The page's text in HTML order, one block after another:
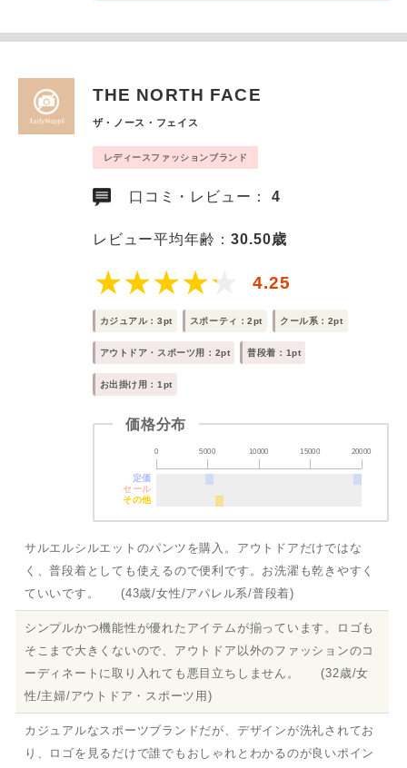
THE NORTH FACE
ザ・ノース・フェイス
レディースファッションブランド
口コミ・レビュー：4
レビュー平均年齢：30.50歳
4.25
カジュアル：3pt スポーティ：2pt クール系：2pt
アウトドア・スポーツ用：2pt 普段着：1pt
お出掛け用：1pt
価格分布
0 5000 10000 15000 20000
定価
セール
その他
サルエルシルエットのパンツを購入。アウトドアだけではな
く、普段着としても使えるので便利です。お洗濯も乾きやすく
ていいです。 (43歳/女性/アパレル系/普段着)
シンプルかつ機能性が優れたアイテムが揃っています。ロゴも
そこまで大きくないので、アウトドア以外のファッションのコ
ーディネートに取り入れても悪目立ちしません。 (32歳/女
性/主婦/アウトドア・スポーツ用)
カジュアルなスポーツブランドだが、デザインが洗礼されてお
り、ロゴを見るだけで誰でもおしゃれとわかるのが良いポイン